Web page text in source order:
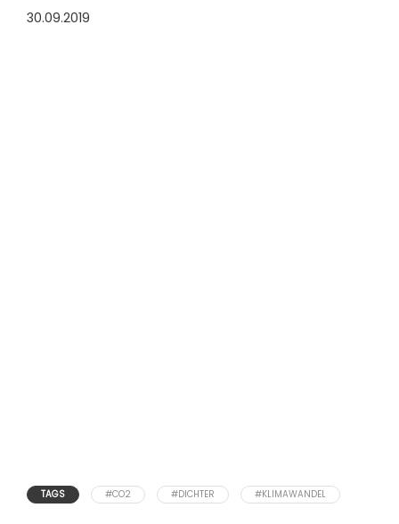
30.09.2019
TAGS #CO2 #DICHTER #KLIMAWANDEL